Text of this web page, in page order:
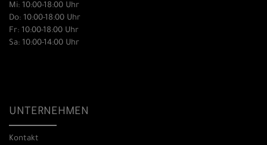
Mi: 10:00-18:00 Uhr
Do: 10:00-18:00 Uhr
Fr: 10:00-18:00 Uhr
Sa: 10:00-14:00 Uhr
UNTERNEHMEN
Kontakt